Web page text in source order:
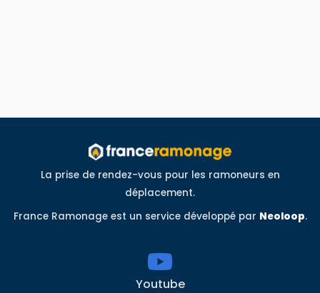
La prise de rendez-vous pour les ramoneurs en
déplacement.
France Ramonage est un service développé par Neoloop.
Youtube